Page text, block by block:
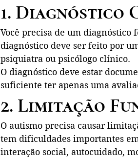
1. Diagnóstico
Você precisa de um diagnóstico
diagnóstico deve ser feito por
psiquiatra ou psicólogo clínico.
O diagnóstico deve estar
suficiente ter apenas uma
2. Limitação
O autismo precisa causar
tem dificuldades importantes
interação social, autocuidado,